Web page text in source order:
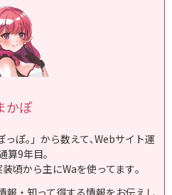
かぽ
っぽ｡」から数えて､Webサイト運
算9年目｡
頃から主にWaを使ってます｡